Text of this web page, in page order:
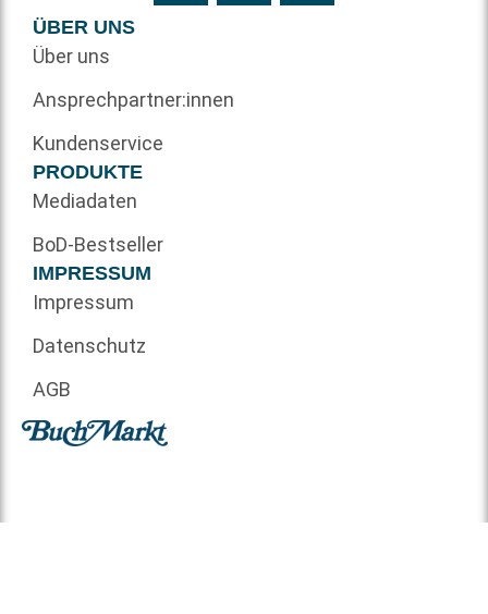
ÜBER UNS
Über uns
Ansprechpartner:innen
Kundenservice
PRODUKTE
Mediadaten
BoD-Bestseller
IMPRESSUM
Impressum
Datenschutz
AGB